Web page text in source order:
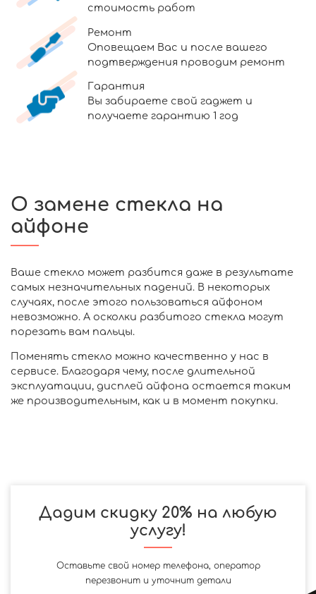
стоимость работ
Ремонт
Оповещаем Вас и после вашего
подтверждения проводим ремонт
Гарантия
Вы забираете свой гаджет и
получаете гарантию 1 год
О замене стекла на
айфоне
Ваше стекло может разбится даже в результате
самых незначительных падений. В некоторых
случаях, после этого пользоваться айфоном
невозможно. А осколки разбитого стекла могут
порезать вам пальцы.
Поменять стекло можно качественно у нас в
сервисе. Благодаря чему, после длительной
эксплуатации, дисплей айфона остается таким
же производительным, как и в момент покупки.
Дадим скидку 20% на любую
услугу!
Оставьте свой номер телефона, оператор
перезвонит и уточнит детали